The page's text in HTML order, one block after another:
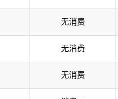
无消费
无消费
无消费